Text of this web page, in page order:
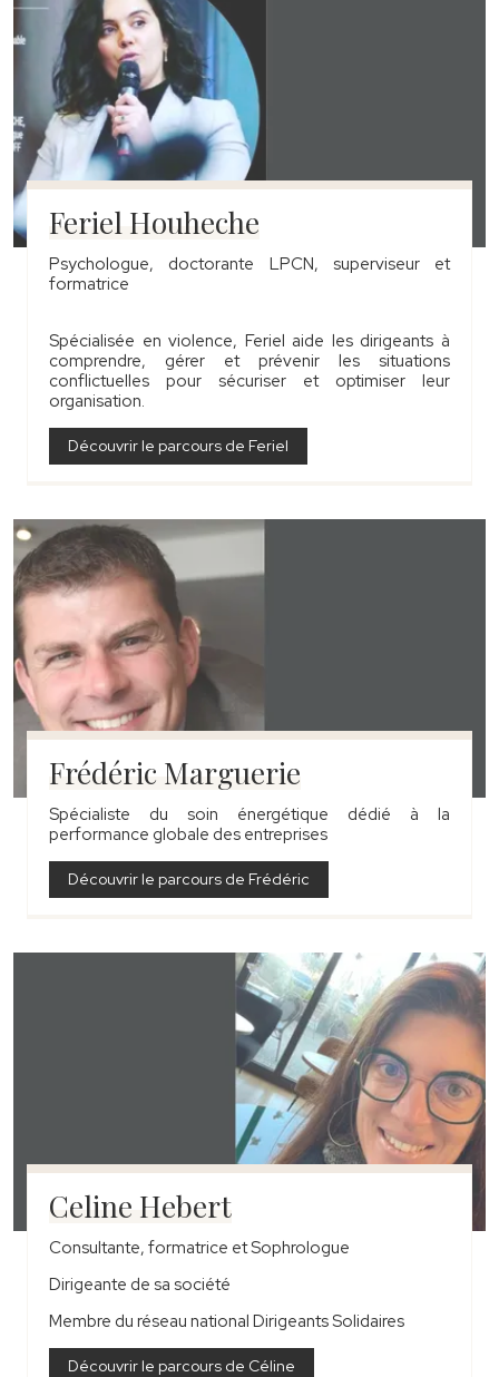
Feriel Houheche
Psychologue, doctorante LPCN, superviseur et
formatrice
Spécialisée en violence, Feriel aide les dirigeants à
comprendre, gérer et prévenir les situations
conflictuelles pour sécuriser et optimiser leur
organisation.
Découvrir le parcours de Feriel
Frédéric Marguerie
Spécialiste du soin énergétique dédié à la
performance globale des entreprises
Découvrir le parcours de Frédéric
Celine Hebert
Consultante, formatrice et Sophrologue
Dirigeante de sa société
Membre du réseau national Dirigeants Solidaires
Découvrir le parcours de Céline